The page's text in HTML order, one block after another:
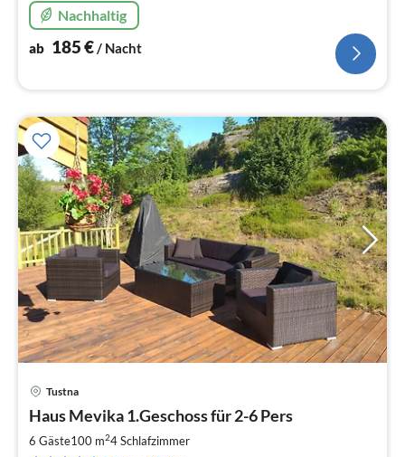
Nachhaltig
ab 185€/ Nacht
Tustna
Haus Mevika 1.Geschoss für 2-6 Pers
6 Gäste100 m24Schlafzimmer